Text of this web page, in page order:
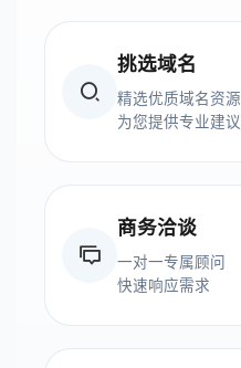
挑选域名
精选优质域名资源
为您提供专业建议
商务洽谈
一对一专属顾问
快速响应需求